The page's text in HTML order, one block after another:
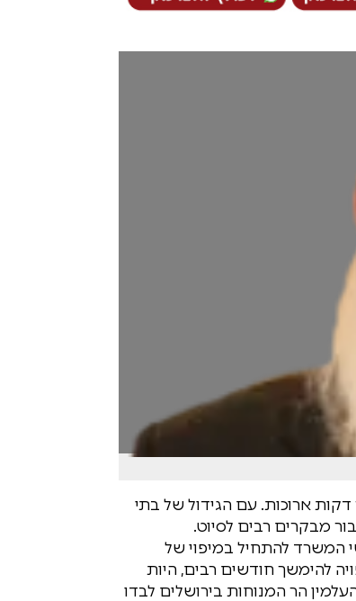
ארוכות. עם הגידול של בתי
מבקרים רבים לסיוט.
המשרד להתחיל במיפוי של
להימשך חודשים רבים, היות
לשם המחשה, בבית העלמין הר המנוחות בירושלים לבדו